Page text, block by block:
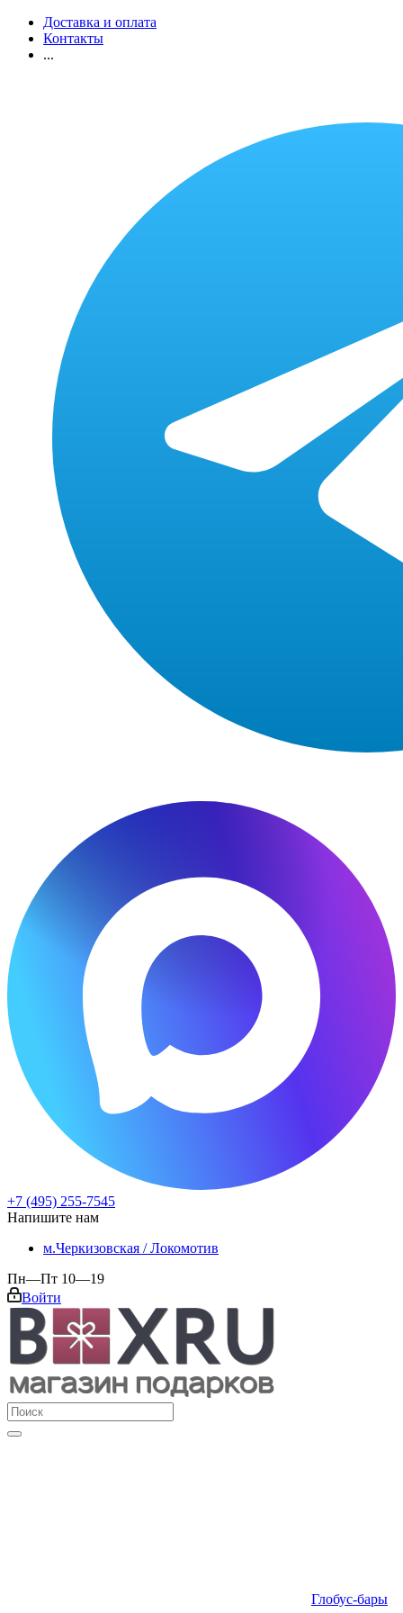
Доставка и оплата
Контакты
...
+7 (495) 255-7545
Напишите нам
м.Черкизовская / Локомотив
Пн—Пт 10—19
Войти
Глобус-бары